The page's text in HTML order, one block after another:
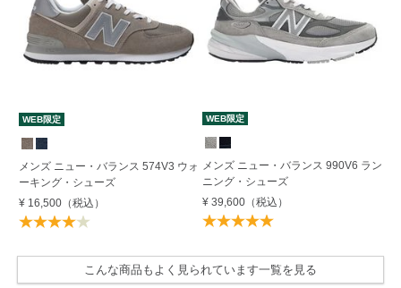
WEB限定
メンズ ニュー・バランス 574V3 ウォ
ーキング・シューズ
¥ 16,500（税込）
WEB限定
メンズ ニュー・バランス 990V6 ラン
ニング・シューズ
¥ 39,600 （税込）
こんな商品もよく見られています一覧を見る